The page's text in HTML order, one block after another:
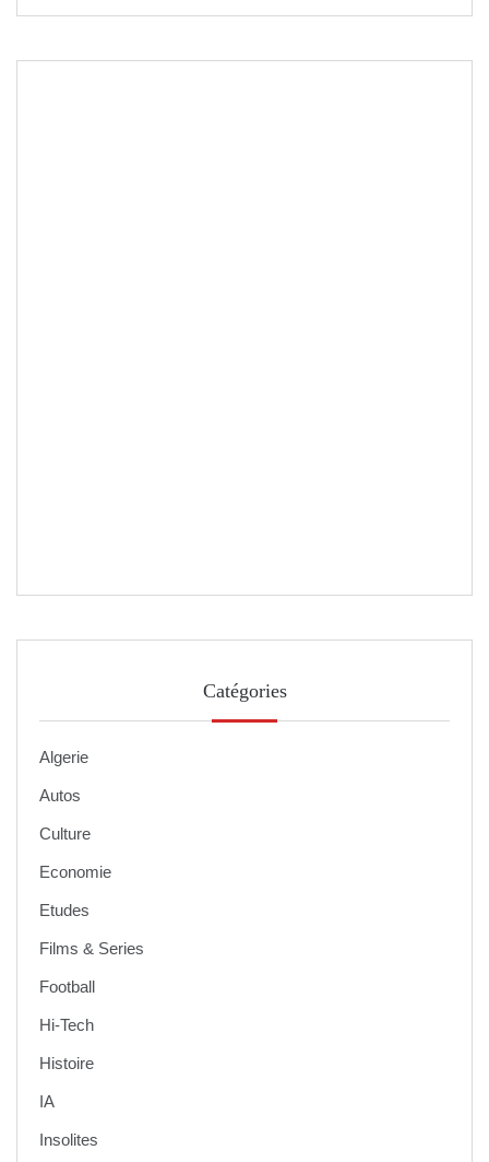
Catégories
Algerie
Autos
Culture
Economie
Etudes
Films & Series
Football
Hi-Tech
Histoire
IA
Insolites